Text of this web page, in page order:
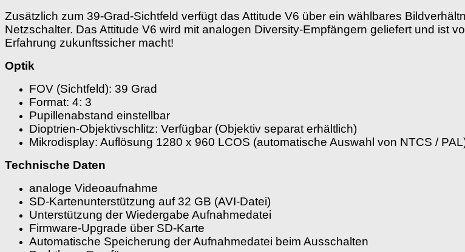
Zusätzlich zum 39-Grad-Sichtfeld verfügt das Attitude V6 über ein wählbares
Netzschalter. Das Attitude V6 wird mit analogen Diversity-Empfängern geliefert und ist
Erfahrung zukunftssicher macht!
Optik
FOV (Sichtfeld): 39 Grad
Format: 4: 3
Pupillenabstand einstellbar
Dioptrien-Objektivschlitz: Verfügbar (Objektiv separat erhältlich)
Mikrodisplay: Auflösung 1280 x 960 LCOS (automatische Auswahl von NTCS /
Technische Daten
analoge Videoaufnahme
SD-Kartenunterstützung auf 32 GB (AVI-Datei)
Unterstützung der Wiedergabe Aufnahmedatei
Firmware-Upgrade über SD-Karte
Automatische Speicherung der Aufnahmedatei beim Ausschalten